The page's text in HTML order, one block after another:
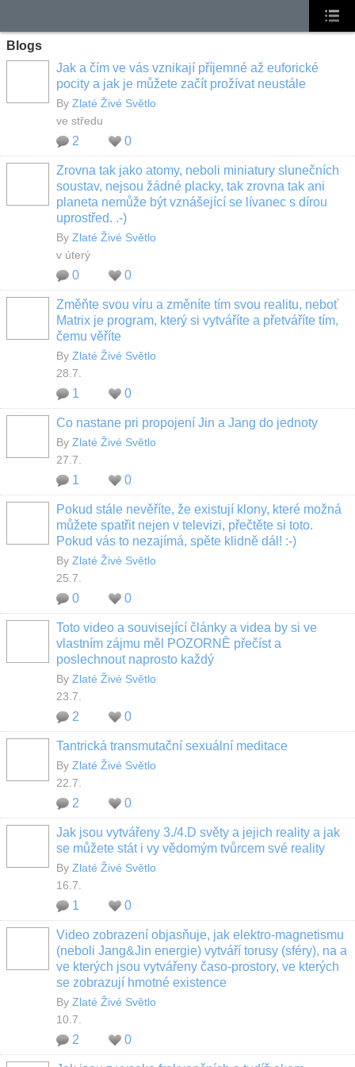
Blogs
Jak a čím ve vás vznikají příjemné až euforické
pocity a jak je můžete začít prožívat neustále
By Zlaté Živé Světlo
ve středu
2 0
Zrovna tak jako atomy, neboli miniatury slunečních
soustav, nejsou žádné placky, tak zrovna tak ani
planeta nemůže být vznášející se lívanec s dírou
uprostřed. .-)
By Zlaté Živé Světlo
v úterý
0 0
Změňte svou víru a změníte tím svou realitu, neboť
Matrix je program, který si vytváříte a přetváříte tím,
čemu věříte
By Zlaté Živé Světlo
28.7.
1 0
Co nastane pri propojení Jin a Jang do jednoty
By Zlaté Živé Světlo
27.7.
1 0
Pokud stále nevěříte, že existují klony, které možná
můžete spatřit nejen v televizi, přečtěte si toto.
Pokud vás to nezajímá, spěte klidně dál! :-)
By Zlaté Živé Světlo
25.7.
0 0
Toto video a související články a videa by si ve
vlastním zájmu měl POZORNĚ přečíst a
poslechnout naprosto každý
By Zlaté Živé Světlo
23.7.
2 0
Tantrická transmutační sexuální meditace
By Zlaté Živé Světlo
22.7.
2 0
Jak jsou vytvářeny 3./4.D světy a jejich reality a jak
se můžete stát i vy vědomým tvůrcem své reality
By Zlaté Živé Světlo
16.7.
1 0
Video zobrazení objasňuje, jak elektro-magnetismu
(neboli Jang&Jin energie) vytváří torusy (sféry), na a
ve kterých jsou vytvářeny časo-prostory, ve kterých
se zobrazují hmotné existence
By Zlaté Živé Světlo
10.7.
2 0